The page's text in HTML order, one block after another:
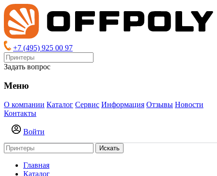
+7 (495) 925 00 97
Задать вопрос
Меню
О компании Каталог Сервис Информация Отзывы Новости
Контакты
Войти
Искать
Главная
Каталог